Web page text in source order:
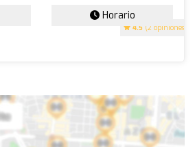
4.5 (2 opiniones)
Horario